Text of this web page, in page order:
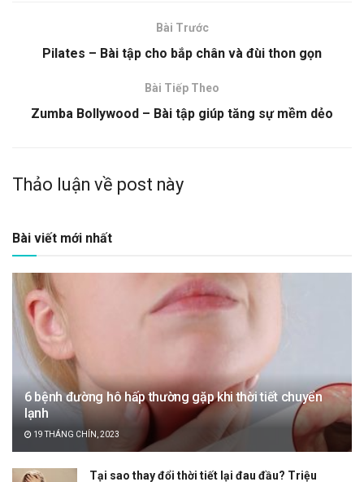
Bài Trước
Pilates – Bài tập cho bắp chân và đùi thon gọn
Bài Tiếp Theo
Zumba Bollywood – Bài tập giúp tăng sự mềm dẻo
Thảo luận về post này
Bài viết mới nhất
6 bệnh đường hô hấp thường gặp khi thời tiết chuyển
lạnh
19 THÁNG CHÍN, 2023
Tại sao thay đổi thời tiết lại đau đầu? Triệu